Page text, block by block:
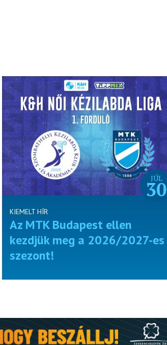
JÚL
30
KIEMELT HÍR
Az MTK Budapest ellen
kezdjük meg a 2026/2027-es
szezont!